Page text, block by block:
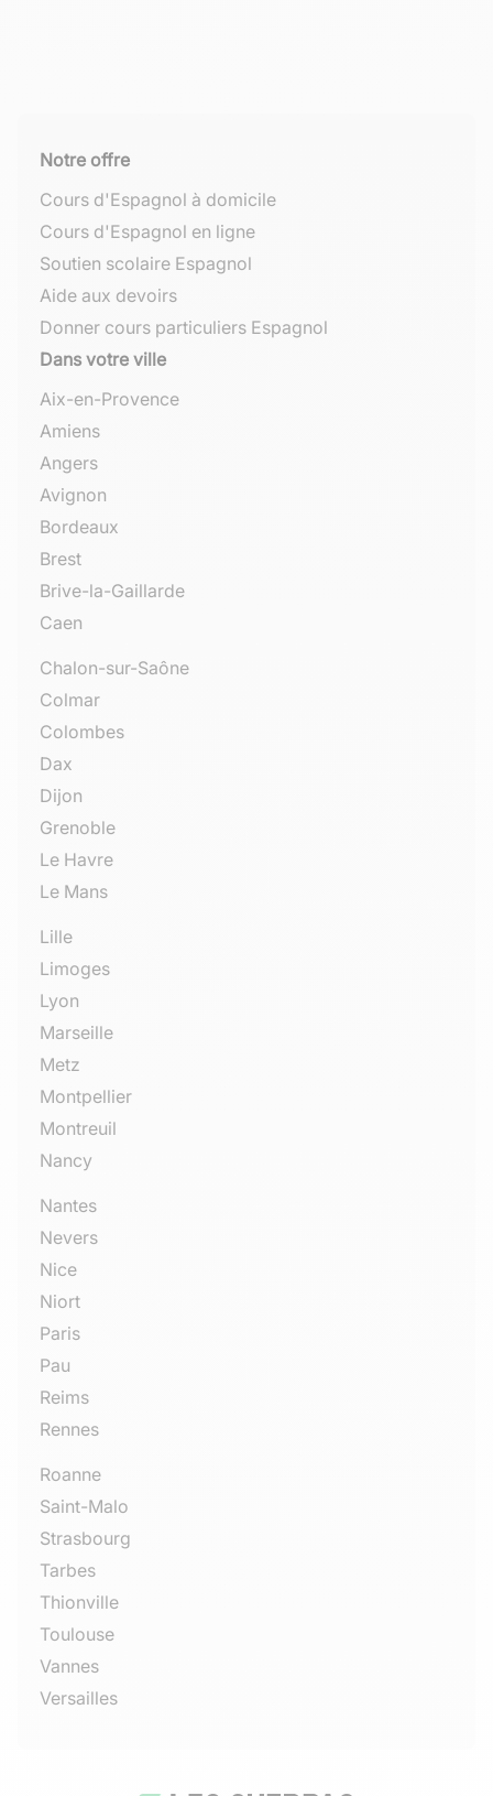
Notre offre
Cours d'Espagnol à domicile
Cours d'Espagnol en ligne
Soutien scolaire Espagnol
Aide aux devoirs
Donner cours particuliers Espagnol
Dans votre ville
Aix-en-Provence
Amiens
Angers
Avignon
Bordeaux
Brest
Brive-la-Gaillarde
Caen
Chalon-sur-Saône
Colmar
Colombes
Dax
Dijon
Grenoble
Le Havre
Le Mans
Lille
Limoges
Lyon
Marseille
Metz
Montpellier
Montreuil
Nancy
Nantes
Nevers
Nice
Niort
Paris
Pau
Reims
Rennes
Roanne
Saint-Malo
Strasbourg
Tarbes
Thionville
Toulouse
Vannes
Versailles